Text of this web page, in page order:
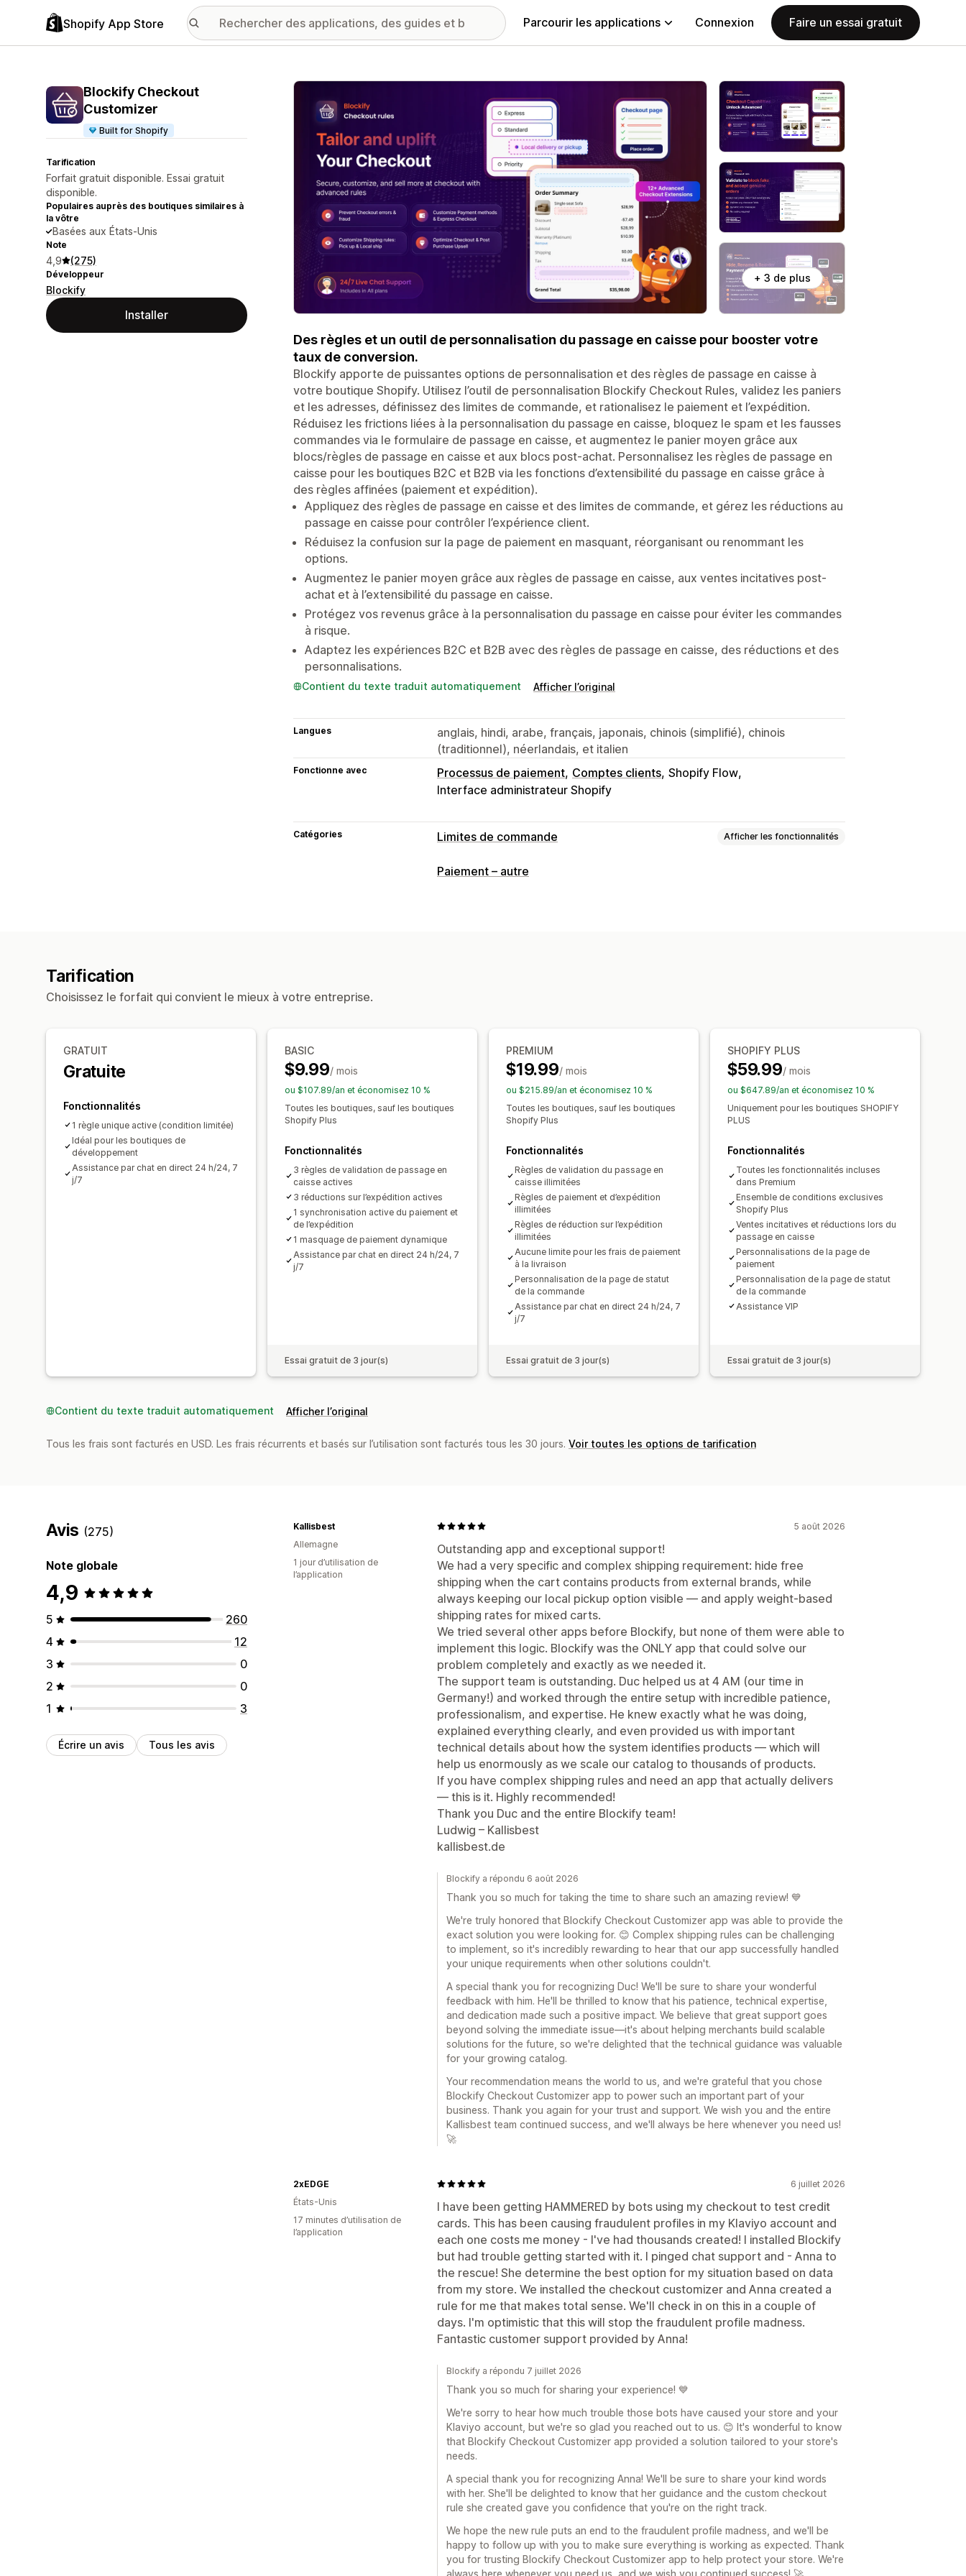
Shopify App Store Parcourir les applications Connexion Faire un essai gratuit
Blockify Checkout
Customizer
Built for Shopify
Tarification
Forfait gratuit disponible. Essai gratuit
disponible.
Populaires auprès des boutiques similaires à
la vôtre
Basées aux États-Unis
Note
4,9 (275)
Développeur
Blockify
Installer
Galerie d’images vedette
+ 3 de plus
Des règles et un outil de personnalisation du passage en caisse pour booster votre
taux de conversion.
Blockify apporte de puissantes options de personnalisation et des règles de passage en caisse à
votre boutique Shopify. Utilisez l’outil de personnalisation Blockify Checkout Rules, validez les paniers
et les adresses, définissez des limites de commande, et rationalisez le paiement et l’expédition.
Réduisez les frictions liées à la personnalisation du passage en caisse, bloquez le spam et les fausses
commandes via le formulaire de passage en caisse, et augmentez le panier moyen grâce aux
blocs/règles de passage en caisse et aux blocs post-achat. Personnalisez les règles de passage en
caisse pour les boutiques B2C et B2B via les fonctions d’extensibilité du passage en caisse grâce à
des règles affinées (paiement et expédition).
Appliquez des règles de passage en caisse et des limites de commande, et gérez les réductions au
passage en caisse pour contrôler l’expérience client.
Réduisez la confusion sur la page de paiement en masquant, réorganisant ou renommant les
options.
Augmentez le panier moyen grâce aux règles de passage en caisse, aux ventes incitatives post-
achat et à l’extensibilité du passage en caisse.
Protégez vos revenus grâce à la personnalisation du passage en caisse pour éviter les commandes
à risque.
Adaptez les expériences B2C et B2B avec des règles de passage en caisse, des réductions et des
personnalisations.
Contient du texte traduit automatiquement Afficher l’original
Langues
anglais, hindi, arabe, français, japonais, chinois (simplifié), chinois
(traditionnel), néerlandais, et italien
Fonctionne avec Processus de paiement Comptes clients Shopify Flow
Interface administrateur Shopify
Catégories Limites de commande Afficher les fonctionnalités
Règles de limitation
Paiement – autre
Tarification
Choisissez le forfait qui convient le mieux à votre entreprise.
GRATUIT
Gratuite
Fonctionnalités
1 règle unique active (condition limitée)
Idéal pour les boutiques de
développement
Assistance par chat en direct 24 h/24, 7
j/7
BASIC
$9.99/ mois
ou $107.89/an et économisez 10 %
Toutes les boutiques, sauf les boutiques
Shopify Plus
Fonctionnalités
3 règles de validation de passage en
caisse actives
3 réductions sur l’expédition actives
1 synchronisation active du paiement et
de l’expédition
1 masquage de paiement dynamique
Assistance par chat en direct 24 h/24, 7
j/7
Essai gratuit de 3 jour(s)
PREMIUM
$19.99/ mois
ou $215.89/an et économisez 10 %
Toutes les boutiques, sauf les boutiques
Shopify Plus
Fonctionnalités
Règles de validation du passage en
caisse illimitées
Règles de paiement et d’expédition
illimitées
Règles de réduction sur l’expédition
illimitées
Aucune limite pour les frais de paiement
à la livraison
Personnalisation de la page de statut
de la commande
Assistance par chat en direct 24 h/24, 7
j/7
Essai gratuit de 3 jour(s)
SHOPIFY PLUS
$59.99/ mois
ou $647.89/an et économisez 10 %
Uniquement pour les boutiques SHOPIFY
PLUS
Fonctionnalités
Toutes les fonctionnalités incluses
dans Premium
Ensemble de conditions exclusives
Shopify Plus
Ventes incitatives et réductions lors du
passage en caisse
Personnalisations de la page de
paiement
Personnalisation de la page de statut
de la commande
Assistance VIP
Essai gratuit de 3 jour(s)
Contient du texte traduit automatiquement Afficher l’original
Tous les frais sont facturés en USD. Les frais récurrents et basés sur l’utilisation sont facturés tous les 30 jours. Voir toutes les options de tarification
Avis (275)
Note globale
4,9
5
260
4
12
3
0
2
0
1
3
Écrire un avis Tous les avis
5 août 2026
Outstanding app and exceptional support!
We had a very specific and complex shipping requirement: hide free
shipping when the cart contains products from external brands, while
always keeping our local pickup option visible — and apply weight-based
shipping rates for mixed carts.
We tried several other apps before Blockify, but none of them were able to
implement this logic. Blockify was the ONLY app that could solve our
problem completely and exactly as we needed it.
The support team is outstanding. Duc helped us at 4 AM (our time in
Germany!) and worked through the entire setup with incredible patience,
professionalism, and expertise. He knew exactly what he was doing,
explained everything clearly, and even provided us with important
technical details about how the system identifies products — which will
help us enormously as we scale our catalog to thousands of products.
If you have complex shipping rules and need an app that actually delivers
— this is it. Highly recommended!
Thank you Duc and the entire Blockify team!
Ludwig – Kallisbest
kallisbest.de
Kallisbest
Allemagne
1 jour d’utilisation de
l’application
Blockify a répondu 6 août 2026
Thank you so much for taking the time to share such an amazing review! 💙
We're truly honored that Blockify Checkout Customizer app was able to provide the
exact solution you were looking for. 😊 Complex shipping rules can be challenging
to implement, so it's incredibly rewarding to hear that our app successfully handled
your unique requirements when other solutions couldn't.
A special thank you for recognizing Duc! We'll be sure to share your wonderful
feedback with him. He'll be thrilled to know that his patience, technical expertise,
and dedication made such a positive impact. We believe that great support goes
beyond solving the immediate issue—it's about helping merchants build scalable
solutions for the future, so we're delighted that the technical guidance was valuable
for your growing catalog.
Your recommendation means the world to us, and we're grateful that you chose
Blockify Checkout Customizer app to power such an important part of your
business. Thank you again for your trust and support. We wish you and the entire
Kallisbest team continued success, and we'll always be here whenever you need us!
🚀
6 juillet 2026
I have been getting HAMMERED by bots using my checkout to test credit
cards. This has been causing fraudulent profiles in my Klaviyo account and
each one costs me money - I've had thousands created! I installed Blockify
but had trouble getting started with it. I pinged chat support and - Anna to
the rescue! She determine the best option for my situation based on data
from my store. We installed the checkout customizer and Anna created a
rule for me that makes total sense. We'll check in on this in a couple of
days. I'm optimistic that this will stop the fraudulent profile madness.
Fantastic customer support provided by Anna!
2xEDGE
États-Unis
17 minutes d’utilisation de
l’application
Blockify a répondu 7 juillet 2026
Thank you so much for sharing your experience! 💙
We're sorry to hear how much trouble those bots have caused your store and your
Klaviyo account, but we're so glad you reached out to us. 😊 It's wonderful to know
that Blockify Checkout Customizer app provided a solution tailored to your store's
needs.
A special thank you for recognizing Anna! We'll be sure to share your kind words
with her. She'll be delighted to know that her guidance and the custom checkout
rule she created gave you confidence that you're on the right track.
We hope the new rule puts an end to the fraudulent profile madness, and we'll be
happy to follow up with you to make sure everything is working as expected. Thank
you for trusting Blockify Checkout Customizer app to help protect your store. We're
always here whenever you need us, and we wish you continued success! 🚀